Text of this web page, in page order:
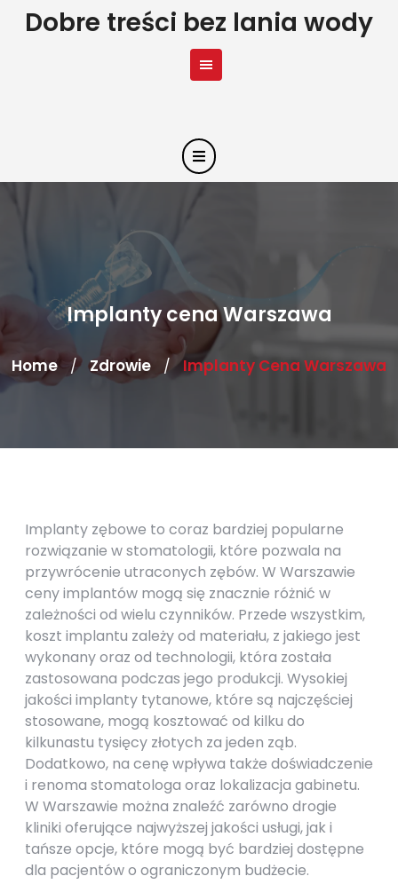
SkipDobre treści bez lania wody
Implanty cena Warszawa
Home / Zdrowie / Implanty Cena Warszawa
Implanty zębowe to coraz bardziej popularne
rozwiązanie w stomatologii, które pozwala na
przywrócenie utraconych zębów. W Warszawie
ceny implantów mogą się znacznie różnić w
zależności od wielu czynników. Przede wszystkim,
koszt implantu zależy od materiału, z jakiego jest
wykonany oraz od technologii, która została
zastosowana podczas jego produkcji. Wysokiej
jakości implanty tytanowe, które są najczęściej
stosowane, mogą kosztować od kilku do
kilkunastu tysięcy złotych za jeden ząb.
Dodatkowo, na cenę wpływa także doświadczenie
i renoma stomatologa oraz lokalizacja gabinetu.
W Warszawie można znaleźć zarówno drogie
kliniki oferujące najwyższej jakości usługi, jak i
tańsze opcje, które mogą być bardziej dostępne
dla pacjentów o ograniczonym budżecie.